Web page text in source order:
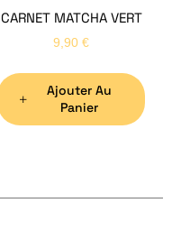
CARNET MATCHA VERT
9,90 €
Ajouter Au
Panier